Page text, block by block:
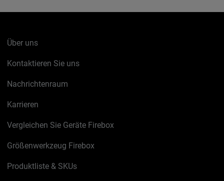
Über uns
Kontaktieren Sie uns
Nachrichtenraum
Karrieren
Vergleichen Sie Geräte Firebox
Größenwerkzeug Firebox
Produktliste & SKUs